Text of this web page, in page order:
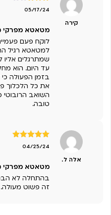
קירה
דורג3
05/17/24
מטאטא מפרקי
לוקח פעם
למטאטא רגיל
שמתרגלים אליו
עד היום. הוא
בזמן הפעולה
את כל הלכלוך
השואב הרובוטי
טובה.
אלה ל.
דורג5 מתוך04/25/24
מטאטא מפרקי
בהתחלה לא
זה פשוט מעולה.